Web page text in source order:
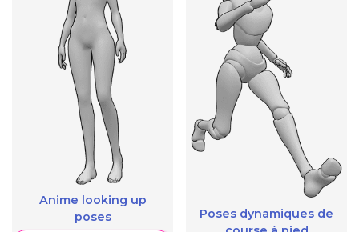
Anime looking up
poses
Poses dynamiques de